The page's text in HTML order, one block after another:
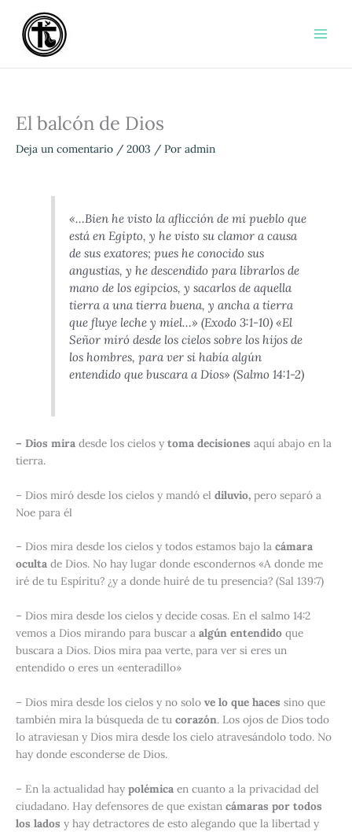
contenido
El balcón de Dios
Deja un comentario / 2003 / Por admin
«…Bien he visto la aflicción de mi pueblo que
está en Egipto, y he visto su clamor a causa
de sus exatores; pues he conocido sus
angustias, y he descendido para librarlos de
mano de los egipcios, y sacarlos de aquella
tierra a una tierra buena, y ancha a tierra
que fluye leche y miel…» (Exodo 3:1-10) «El
Señor miró desde los cielos sobre los hijos de
los hombres, para ver si había algún
entendido que buscara a Dios» (Salmo 14:1-2)
– Dios mira desde los cielos y toma decisiones aquí abajo en la
tierra.
– Dios miró desde los cielos y mandó el diluvio, pero separó a
Noe para él
– Dios mira desde los cielos y todos estamos bajo la cámara
oculta de Dios. No hay lugar donde escondernos «A donde me
iré de tu Espíritu? ¿y a donde huiré de tu presencia? (Sal 139:7)
– Dios mira desde los cielos y decide cosas. En el salmo 14:2
vemos a Dios mirando para buscar a algún entendido que
buscara a Dios. Dios mira paa verte, para ver si eres un
entendido o eres un «enteradillo»
– Dios mira desde los cielos y no solo ve lo que haces sino que
también mira la búsqueda de tu corazón. Los ojos de Dios todo
lo atraviesan y Dios mira desde los cielo atravesándolo todo. No
hay donde esconderse de Dios.
– En la actualidad hay polémica en cuanto a la privacidad del
ciudadano. Hay defensores de que existan cámaras por todos
los lados y hay detractores de esto alegando que la libertad y